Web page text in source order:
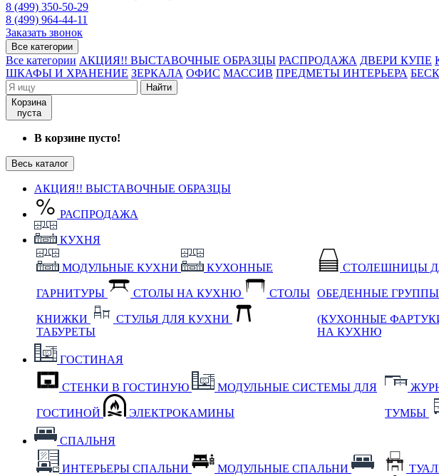
8 (499) 350-50-29
8 (499) 964-44-11
Заказать звонок
Все категории
Все категории АКЦИЯ!! ВЫСТАВОЧНЫЕ ОБРАЗЦЫ РАСПРОДАЖА ДВЕРИ КУПЕ
ШКАФЫ И ХРАНЕНИЕ ЗЕРКАЛА ОФИС МАССИВ ПРЕДМЕТЫ ИНТЕРЬЕРА
Найти
Корзина
пуста
В корзине пусто!
Весь каталог
АКЦИЯ!! ВЫСТАВОЧНЫЕ ОБРАЗЦЫ
РАСПРОДАЖА
КУХНЯ
МОДУЛЬНЫЕ КУХНИ КУХОННЫЕ
ГАРНИТУРЫ СТОЛЫ НА КУХНЮ СТОЛЫ
КНИЖКИ
СТУЛЬЯ ДЛЯ КУХНИ
ТАБУРЕТЫ
СТОЛЕШНИЦЫ
ОБЕДЕННЫЕ ГРУППЫ
(КУХОННЫЕ
НА КУХНЮ
ГОСТИНАЯ
СТЕНКИ В ГОСТИНУЮ МОДУЛЬНЫЕ СИСТЕМЫ ДЛЯ
ГОСТИНОЙ ЭЛЕКТРОКАМИНЫ ТУМБЫ
СПАЛЬНЯ
ИНТЕРЬЕРЫ СПАЛЬНИ МОДУЛЬНЫЕ СПАЛЬНИ